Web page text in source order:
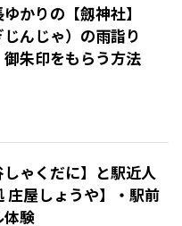
かりの【劔神社】
じんじゃ）の雨詣り
御朱印をもらう方法
ゃくだに】と駅近人
庄屋しょうや】・駅前
体験